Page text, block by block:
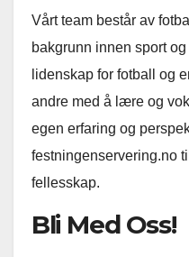
Vårt team består av
bakgrunn innen sport
lidenskap for fotball og
andre med å lære og
egen erfaring og
festningenservering.no
fellesskap.
Bli Med Oss!